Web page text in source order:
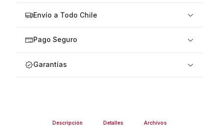
Envío a Todo Chile
Pago Seguro
Garantías
Descripción Detalles Archivos